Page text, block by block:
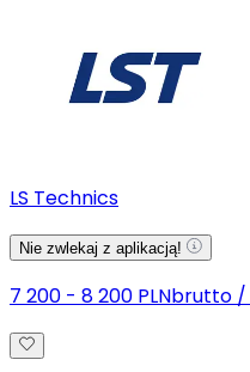
LS Technics
Nie zwlekaj z aplikacją!
7 200 - 8 200 PLNbrutto /